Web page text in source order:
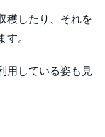
穫したり、それを
。
用している姿も見